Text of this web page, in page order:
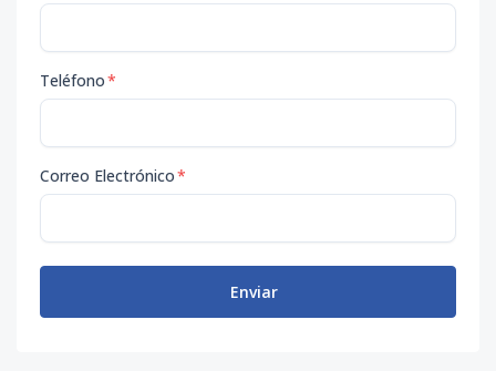
Teléfono*
Correo Electrónico*
Enviar